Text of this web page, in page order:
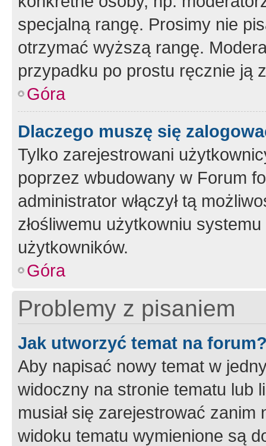
specjalną rangę. Prosimy nie
otrzymać wyższą rangę.
przypadku po prostu ręcznie ją
Góra
Dlaczego muszę się
Tylko zarejestrowani
poprzez wbudowany w Forum
administrator włączył tą
złośliwemu użytkowniu
użytkowników.
Góra
Problemy z pisaniem
Jak utworzyć temat na
Aby napisać nowy temat w
widoczny na stronie tematu lub
musiał się zarejestrować
widoku tematu wymienione są